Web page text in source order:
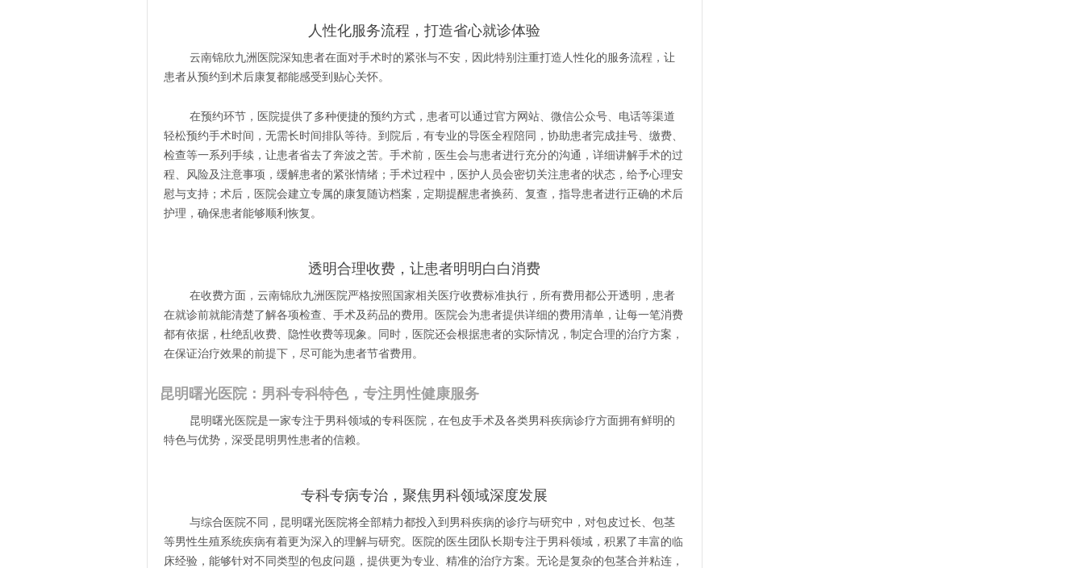
人性化服务流程，打造省心就诊体验
云南锦欣九洲医院深知患者在面对手术时的紧张与不安，因此特别注重打造人性化的服务流程，让
患者从预约到术后康复都能感受到贴心关怀。
在预约环节，医院提供了多种便捷的预约方式，患者可以通过官方网站、微信公众号、电话等渠道
轻松预约手术时间，无需长时间排队等待。到院后，有专业的导医全程陪同，协助患者完成挂号、缴费、
检查等一系列手续，让患者省去了奔波之苦。手术前，医生会与患者进行充分的沟通，详细讲解手术的过
程、风险及注意事项，缓解患者的紧张情绪；手术过程中，医护人员会密切关注患者的状态，给予心理安
慰与支持；术后，医院会建立专属的康复随访档案，定期提醒患者换药、复查，指导患者进行正确的术后
护理，确保患者能够顺利恢复。
透明合理收费，让患者明明白白消费
在收费方面，云南锦欣九洲医院严格按照国家相关医疗收费标准执行，所有费用都公开透明，患者
在就诊前就能清楚了解各项检查、手术及药品的费用。医院会为患者提供详细的费用清单，让每一笔消费
都有依据，杜绝乱收费、隐性收费等现象。同时，医院还会根据患者的实际情况，制定合理的治疗方案，
在保证治疗效果的前提下，尽可能为患者节省费用。
昆明曙光医院：男科专科特色，专注男性健康服务
昆明曙光医院是一家专注于男科领域的专科医院，在包皮手术及各类男科疾病诊疗方面拥有鲜明的
特色与优势，深受昆明男性患者的信赖。
专科专病专治，聚焦男科领域深度发展
与综合医院不同，昆明曙光医院将全部精力都投入到男科疾病的诊疗与研究中，对包皮过长、包茎
等男性生殖系统疾病有着更为深入的理解与研究。医院的医生团队长期专注于男科领域，积累了丰富的临
床经验，能够针对不同类型的包皮问题，提供更为专业、精准的治疗方案。无论是复杂的包茎合并粘连，